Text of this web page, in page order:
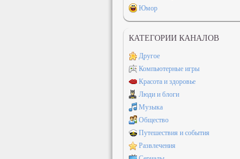
Юмор
КАТЕГОРИИ КАНАЛОВ
Другое
Компьютерные игры
Красота и здоровье
Люди и блоги
Музыка
Общество
Путешествия и события
Развлечения